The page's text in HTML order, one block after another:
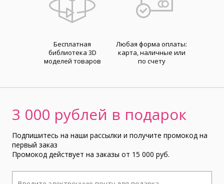
Бесплатная
библиотека 3D
моделей товаров
Любая форма оплаты:
карта, наличные или
по счету
3 000 рублей в подарок
Подпишитесь на наши рассылки и получите промокод на
первый заказ
Промокод действует на заказы от 15 000 руб.